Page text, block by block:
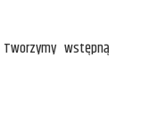
wstępną